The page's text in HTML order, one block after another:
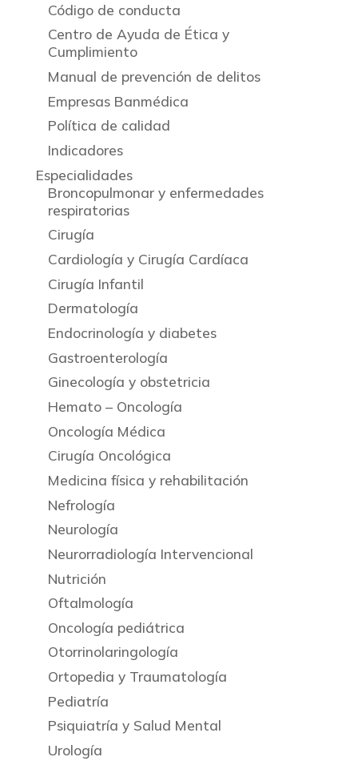
Código de conducta
Centro de Ayuda de Ética y
Cumplimiento
Manual de prevención de delitos
Empresas Banmédica
Política de calidad
Indicadores
Especialidades
Broncopulmonar y enfermedades
respiratorias
Cirugía
Cardiología y Cirugía Cardíaca
Cirugía Infantil
Dermatología
Endocrinología y diabetes
Gastroenterología
Ginecología y obstetricia
Hemato – Oncología
Oncología Médica
Cirugía Oncológica
Medicina física y rehabilitación
Nefrología
Neurología
Neurorradiología Intervencional
Nutrición
Oftalmología
Oncología pediátrica
Otorrinolaringología
Ortopedia y Traumatología
Pediatría
Psiquiatría y Salud Mental
Urología